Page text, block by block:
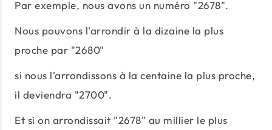
Par exemple, nous avons un numéro "2678".
Nous pouvons l'arrondir à la dizaine la plus
proche par "2680"
si nous l'arrondissons à la centaine la plus proche,
il deviendra "2700".
Et si on arrondissait "2678" au millier le plus